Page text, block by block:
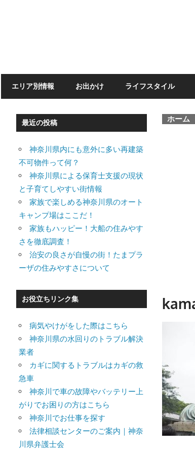
エリア別情報 お出かけ ライフスタイル
ホーム
最近の投稿
神奈川県内にも意外に多い再建築
不可物件って何？
神奈川県による保育士支援の現状
と子育てしやすい街情報
家族で楽しめる神奈川県のオート
キャンプ場はここだ！
家族もハッピー！大船の住みやす
さを徹底調査！
治安の良さが自慢の街！たまプラ
ーザの住みやすさについて
お役立ちリンク集
病気やけがをした際はこちら
神奈川県の水回りのトラブル解決
業者
カギに関するトラブルはカギの救
急車
神奈川で車の故障やバッテリー上
がりでお困りの方はこちら
神奈川でお仕事を探す
法律相談センターのご案内｜神奈
川県弁護士会